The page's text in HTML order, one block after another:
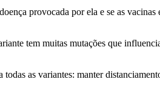
provocada por ela e se as vacinas
tem muitas mutações que
as variantes: manter